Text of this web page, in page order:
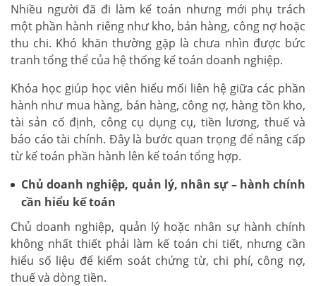
Nhiều người đã đi làm kế toán nhưng mới phụ trách
một phần hành riêng như kho, bán hàng, công nợ hoặc
thu chi. Khó khăn thường gặp là chưa nhìn được bức
tranh tổng thể của hệ thống kế toán doanh nghiệp.
Khóa học giúp học viên hiểu mối liên hệ giữa các phần
hành như mua hàng, bán hàng, công nợ, hàng tồn kho,
tài sản cố định, công cụ dụng cụ, tiền lương, thuế và
báo cáo tài chính. Đây là bước quan trọng để nâng cấp
từ kế toán phần hành lên kế toán tổng hợp.
Chủ doanh nghiệp, quản lý, nhân sự – hành chính
cần hiểu kế toán
Chủ doanh nghiệp, quản lý hoặc nhân sự hành chính
không nhất thiết phải làm kế toán chi tiết, nhưng cần
hiểu số liệu để kiểm soát chứng từ, chi phí, công nợ,
thuế và dòng tiền.